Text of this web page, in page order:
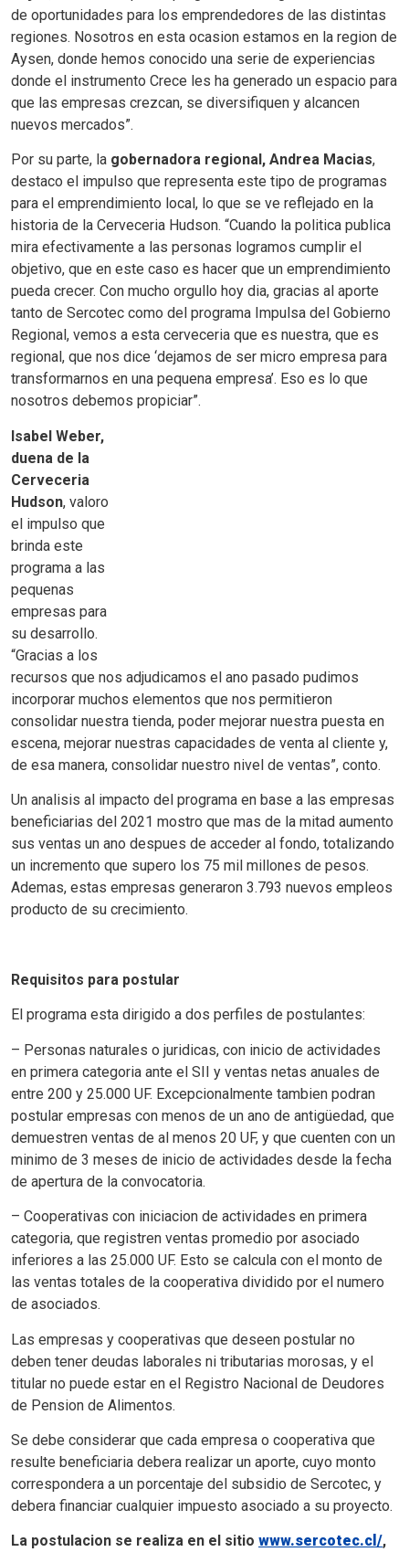
de oportunidades para los emprendedores de las distintas
regiones. Nosotros en esta ocasion estamos en la region de
Aysen, donde hemos conocido una serie de experiencias
donde el instrumento Crece les ha generado un espacio para
que las empresas crezcan, se diversifiquen y alcancen
nuevos mercados”.
Por su parte, la gobernadora regional, Andrea Macias,
destaco el impulso que representa este tipo de programas
para el emprendimiento local, lo que se ve reflejado en la
historia de la Cerveceria Hudson. “Cuando la politica publica
mira efectivamente a las personas logramos cumplir el
objetivo, que en este caso es hacer que un emprendimiento
pueda crecer. Con mucho orgullo hoy dia, gracias al aporte
tanto de Sercotec como del programa Impulsa del Gobierno
Regional, vemos a esta cerveceria que es nuestra, que es
regional, que nos dice ‘dejamos de ser micro empresa para
transformarnos en una pequena empresa’. Eso es lo que
nosotros debemos propiciar”.
Isabel Weber,
duena de la
Cerveceria
Hudson, valoro
el impulso que
brinda este
programa a las
pequenas
empresas para
su desarrollo.
“Gracias a los
recursos que nos adjudicamos el ano pasado pudimos
incorporar muchos elementos que nos permitieron
consolidar nuestra tienda, poder mejorar nuestra puesta en
escena, mejorar nuestras capacidades de venta al cliente y,
de esa manera, consolidar nuestro nivel de ventas”, conto.
Un analisis al impacto del programa en base a las empresas
beneficiarias del 2021 mostro que mas de la mitad aumento
sus ventas un ano despues de acceder al fondo, totalizando
un incremento que supero los 75 mil millones de pesos.
Ademas, estas empresas generaron 3.793 nuevos empleos
producto de su crecimiento.
Requisitos para postular
El programa esta dirigido a dos perfiles de postulantes:
– Personas naturales o juridicas, con inicio de actividades
en primera categoria ante el SII y ventas netas anuales de
entre 200 y 25.000 UF. Excepcionalmente tambien podran
postular empresas con menos de un ano de antigüedad, que
demuestren ventas de al menos 20 UF, y que cuenten con un
minimo de 3 meses de inicio de actividades desde la fecha
de apertura de la convocatoria.
– Cooperativas con iniciacion de actividades en primera
categoria, que registren ventas promedio por asociado
inferiores a las 25.000 UF. Esto se calcula con el monto de
las ventas totales de la cooperativa dividido por el numero
de asociados.
Las empresas y cooperativas que deseen postular no
deben tener deudas laborales ni tributarias morosas, y el
titular no puede estar en el Registro Nacional de Deudores
de Pension de Alimentos.
Se debe considerar que cada empresa o cooperativa que
resulte beneficiaria debera realizar un aporte, cuyo monto
correspondera a un porcentaje del subsidio de Sercotec, y
debera financiar cualquier impuesto asociado a su proyecto.
La postulacion se realiza en el sitio www.sercotec.cl/,